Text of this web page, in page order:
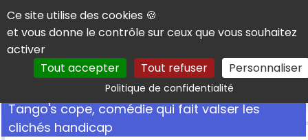
Panneau de gestion des cookies
Ce site utilise des cookies 🍪
et vous donne le contrôle sur ceux que vous souhaitez
activer
Tout accepter
Tout refuser Personnaliser
Politique de confidentialitéRechercher
Tango's cope, comédie qui fait valser les
clichés handicap